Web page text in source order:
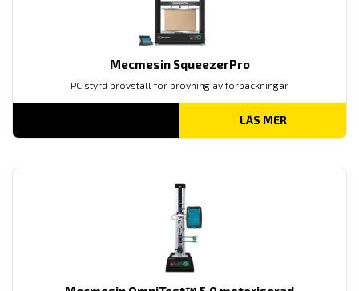
Mecmesin SqueezerPro
PC styrd provställ för provning av förpackningar
LÄS MER